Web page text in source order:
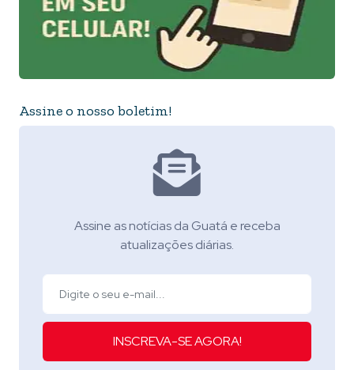
Assine o nosso boletim!
Assine as notícias da Guatá e receba
atualizações diárias.
INSCREVA-SE AGORA!